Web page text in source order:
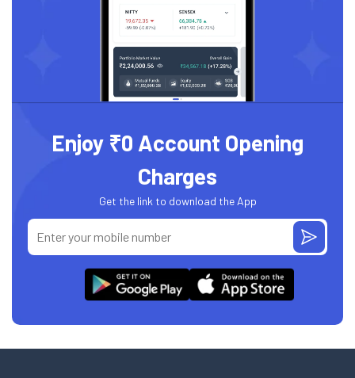
Enjoy ₹0 Account Opening
Charges
Get the link to download the App